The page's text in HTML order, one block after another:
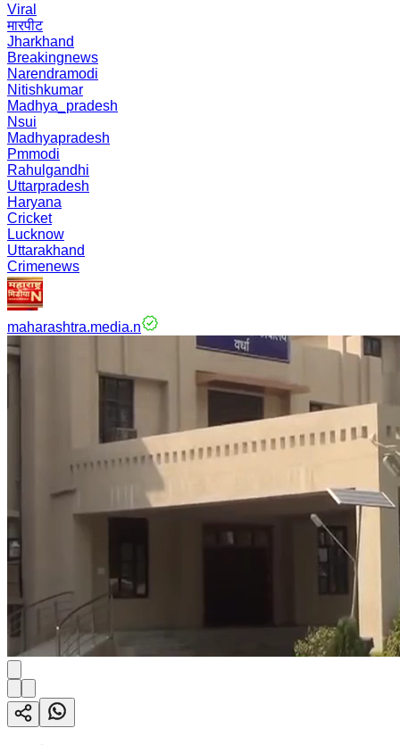
Viral
मारपीट
Jharkhand
Breakingnews
Narendramodi
Nitishkumar
Madhya_pradesh
Nsui
Madhyapradesh
Pmmodi
Rahulgandhi
Uttarpradesh
Haryana
Cricket
Lucknow
Uttarakhand
Crimenews
maharashtra.media.n